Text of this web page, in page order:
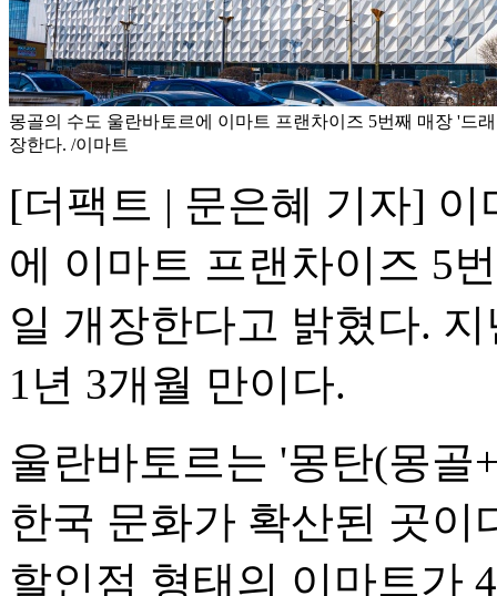
몽골의 수도 울란바토르에 이마트 프랜차이즈 5번째 매장 '드
장한다. /이마트
[더팩트 | 문은혜 기자]
에 이마트 프랜차이즈 5
일 개장한다고 밝혔다.
1년 3개월 만이다.
울란바토르는 '몽탄(몽골
한국 문화가 확산된 곳이
할인점 형태의 이마트가